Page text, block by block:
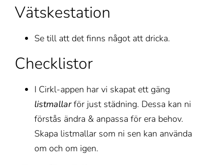
Vätskestation
Se till att det finns något att dricka.
Checklistor
I Cirkl-appen har vi skapat ett gäng
listmallarför just städning. Dessa kan ni
förstås ändra & anpassa för era behov.
Skapa listmallar som ni sen kan använda
om och om igen.